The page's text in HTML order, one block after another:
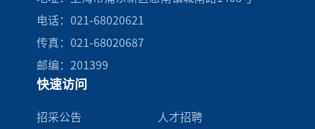
电话：021-68020621
传真：021-68020687
邮编：201399
快速访问
招采公告 人才招聘